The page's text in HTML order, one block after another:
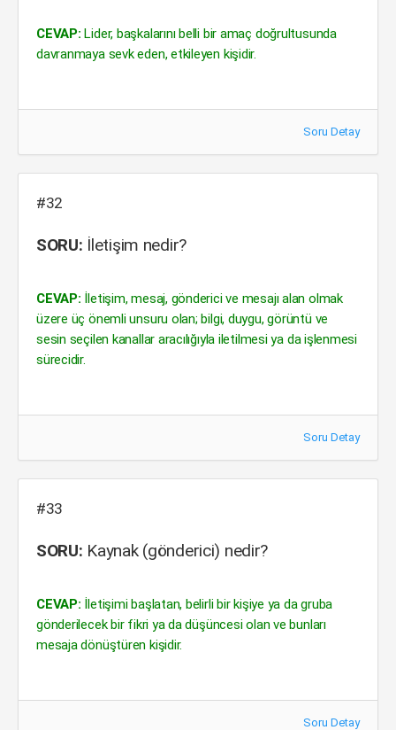
CEVAP: Lider, başkalarını belli bir amaç doğrultusunda
davranmaya sevk eden, etkileyen kişidir.
Soru Detay
#32
SORU: İletişim nedir?
CEVAP: İletişim, mesaj, gönderici ve mesajı alan olmak
üzere üç önemli unsuru olan; bilgi, duygu, görüntü ve
sesin seçilen kanallar aracılığıyla iletilmesi ya da işlenmesi
sürecidir.
Soru Detay
#33
SORU: Kaynak (gönderici) nedir?
CEVAP: İletişimi başlatan, belirli bir kişiye ya da gruba
gönderilecek bir fikri ya da düşüncesi olan ve bunları
mesaja dönüştüren kişidir.
Soru Detay